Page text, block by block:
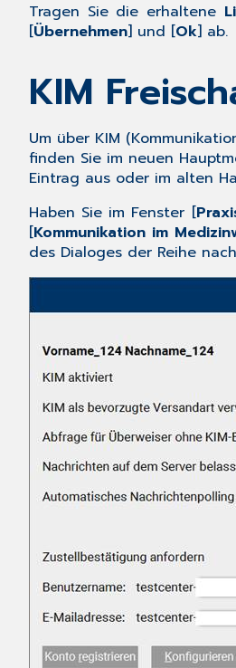
Tragen Sie die erhaltene
[Übernehmen] und [Ok] ab.
KIM
Um über KIM
finden Sie im neuen
Eintrag aus oder im alten
Haben Sie im Fenster [
[Kommunikation im
des Dialoges der Reihe